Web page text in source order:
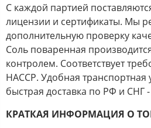
С каждой партией
лицензии и сертификаты. Мы
дополнительную проверку
Соль поваренная
контролем. Соответствует
HACCP. Удобная транспортная
быстрая доставка по РФ и
КРАТКАЯ ИНФОРМАЦИЯ О